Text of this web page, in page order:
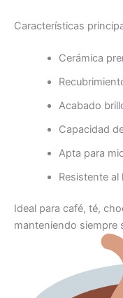
Características
Cerámica
Acabado
Capacidad
Apta para
Resistente al
Ideal para café, té,
manteniendo siempre